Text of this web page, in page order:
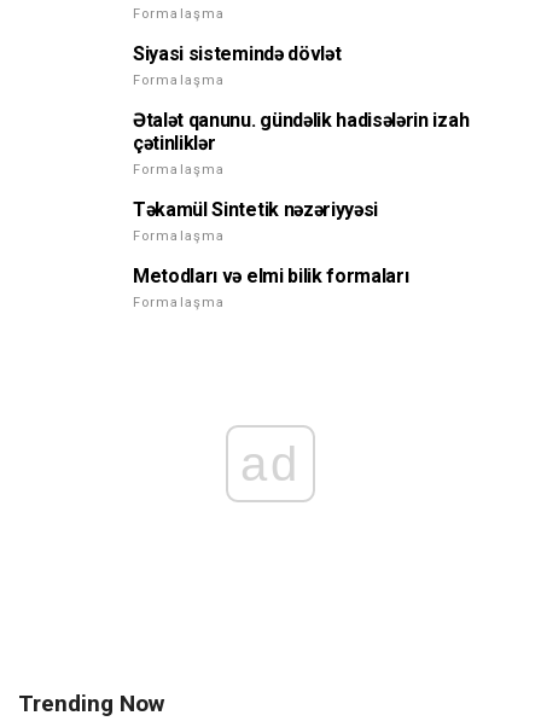
Formalaşma
Siyasi sistemində dövlət
Formalaşma
Ətalət qanunu. gündəlik hadisələrin izah
çətinliklər
Formalaşma
Təkamül Sintetik nəzəriyyəsi
Formalaşma
Metodları və elmi bilik formaları
Formalaşma
ad
Trending Now